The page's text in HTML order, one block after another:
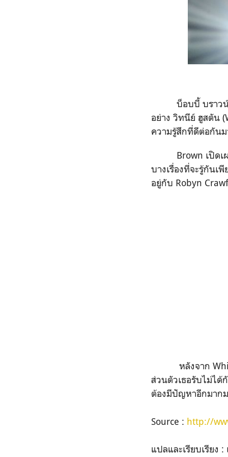
บ็อบบี้ บราวน์
อย่าง วิทนีย์ ฮูสตัน
ความรู้สึกที่ดีต่อกัน
Brown เปิดเผย
บางเรื่องที่จะรู้กันเ
อยู่กับ Robyn
หลังจาก
ส่วนตัวเธอรับไม่ได้
ต้องมีปัญหาอีกมาก
Source : http://
แปลและเรียบเรียง :